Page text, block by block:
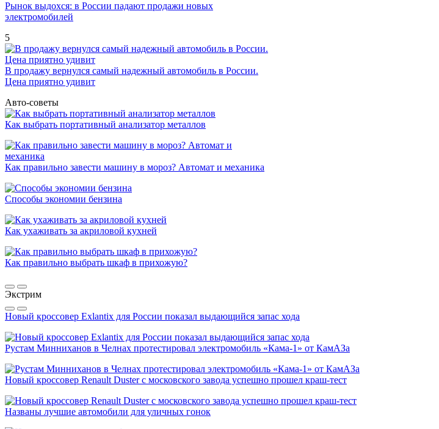
Рынок выдохся: в России падают продажи новых
электромобилей
5
В продажу вернулся самый надежный автомобиль в России.
Цена приятно удивит
Авто-советы
Как выбрать портативный анализатор металлов
Как правильно завести машину в мороз? Автомат и механика
Способы экономии бензина
Как ухаживать за акриловой кухней
Как правильно выбрать шкаф в прихожую?
Экстрим
Новый кроссовер Exlantix для России показал выдающийся запас хода
Рустам Минниханов в Челнах протестировал электромобиль «Кама-1» от КамАЗа
Новый кроссовер Renault Duster с московского завода успешно прошел краш-тест
Названы лучшие автомобили для уличных гонок